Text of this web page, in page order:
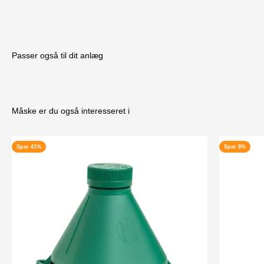
Passer også til dit anlæg
Måske er du også interesseret i
Spar 41% Spar 8%